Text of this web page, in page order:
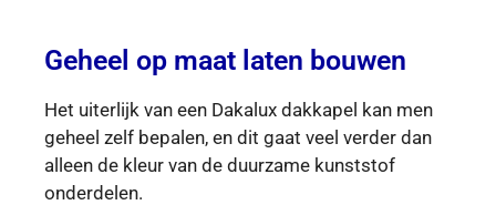
Geheel op maat laten bouwen
Het uiterlijk van een Dakalux dakkapel kan men
geheel zelf bepalen, en dit gaat veel verder dan
alleen de kleur van de duurzame kunststof
onderdelen.